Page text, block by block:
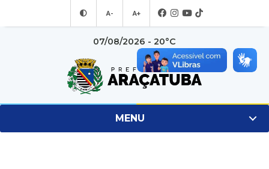
A- A+
07/08/2026 - 20°C
MENU